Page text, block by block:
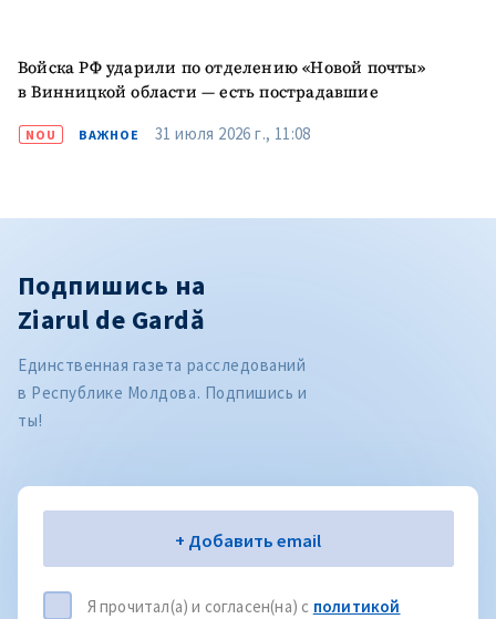
Войска РФ ударили по отделению «Новой почты»
в Винницкой области — есть пострадавшие
NOU ВАЖНОЕ 31 июля 2026 г., 11:08
Подпишись на
Ziarul de Gardă
Единственная газета расследований
в Республике Молдова. Подпишись и
ты!
Электронная почта+ Добавить email
Я прочитал(а) и согласен(на) с политикой